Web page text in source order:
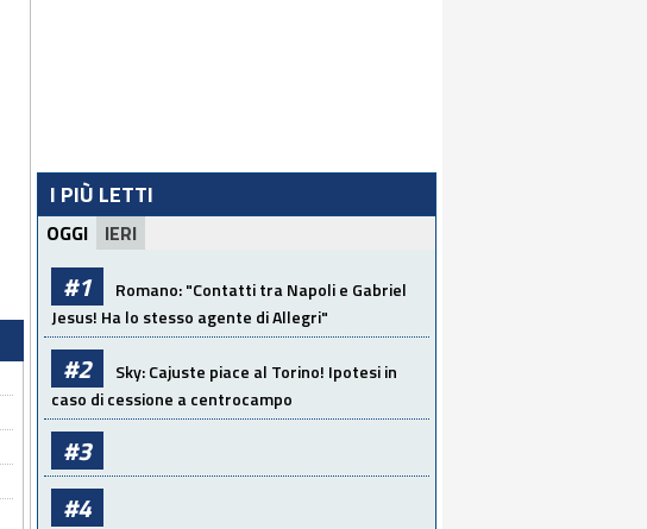
I PIÙ LETTI
OGGI IERI
#1
Romano: "Contatti tra Napoli e Gabriel
Jesus! Ha lo stesso agente di Allegri"
#2
Sky: Cajuste piace al Torino! Ipotesi in
caso di cessione a centrocampo
#3
#4